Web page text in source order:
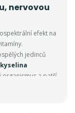
nervovou
efekt na
jedinců
kyselina
organismus a patří
tělo neobejde.